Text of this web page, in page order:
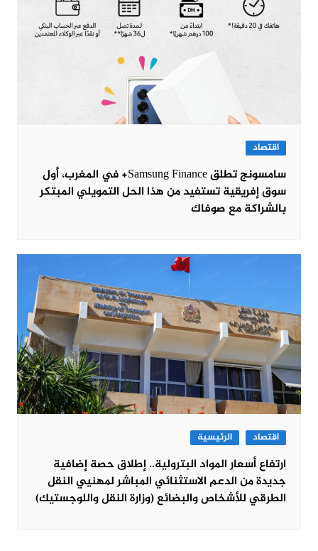
اقتصاد
سامسونج تطلق Samsung Finance+ في المغرب، أول
سوق إفريقية تستفيد من هذا الحل التمويلي المبتكر
بالشراكة مع صوفاك
اقتصاد الرئيسية
ارتفاع أسعار المواد البترولية.. إطلاق حصة إضافية
جديدة من الدعم الاستثنائي المباشر لمهنيي النقل
الطرقي للأشخاص والبضائع (وزارة النقل واللوجستيك)